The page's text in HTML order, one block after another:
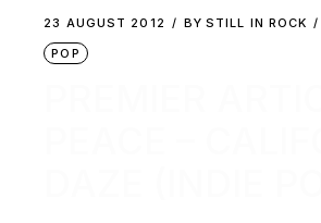
23 AUGUST 2012 BY STILL IN ROCK
POP